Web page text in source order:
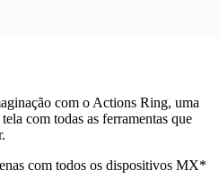
com o Actions Ring, uma
com todas as ferramentas que
com todos os dispositivos MX*